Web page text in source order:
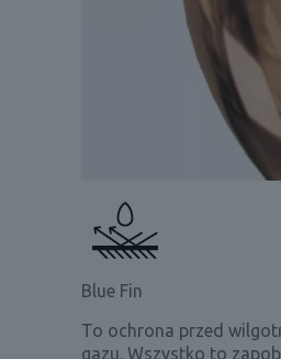
Blue Fin
To ochrona przed
gazu. Wszystko to